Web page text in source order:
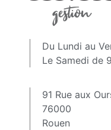
Du Lundi au
Le Samedi de
91 Rue aux
76000
Rouen